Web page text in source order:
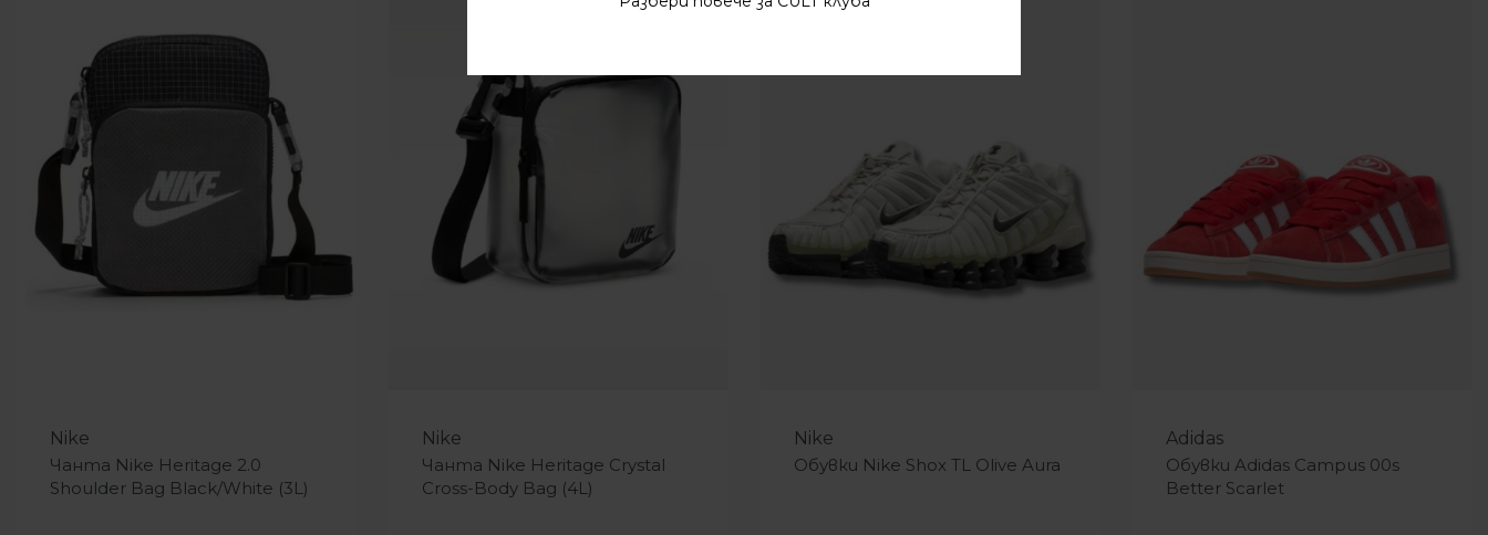
Nike
Чанта Nike Heritage 2.0
Shoulder Bag Black/White (3L)
Nike
Чанта Nike Heritage Crystal
Cross-Body Bag (4L)
Nike
Обувки Nike Shox TL Olive Aura
Adidas
Обувки Adidas Campus 00s
Better Scarlet